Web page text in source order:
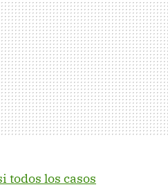
todos los casos